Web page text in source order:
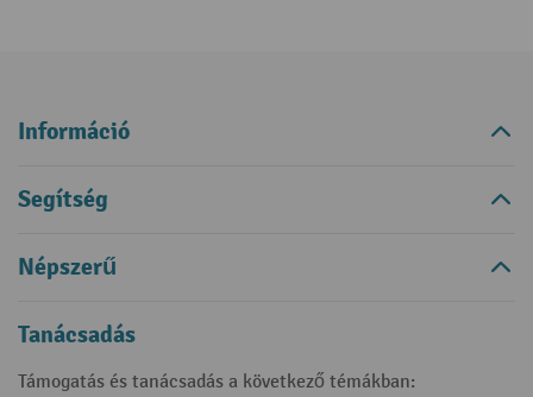
Információ
Segítség
Népszerű
Tanácsadás
Támogatás és tanácsadás a következő témákban: